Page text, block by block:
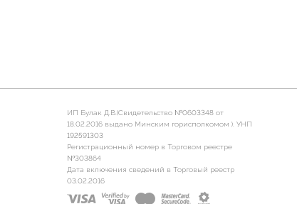
ИП Булак Д.В.(Свидетельство №0603348 от
18.02.2016 выдано Минским горисполкомом ). УНП
192591303
Регистрационный номер в Торговом реестре
№303864
Дата включения сведений в Торговый реестр
03.02.2016